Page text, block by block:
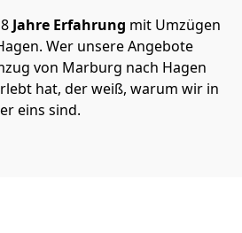
Jahre Erfahrung mit Umzügen
Wer unsere Angebote
von Marburg nach Hagen
hat, der weiß, warum wir in
eins sind.